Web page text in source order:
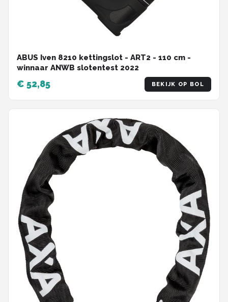
ABUS Iven 8210 kettingslot - ART2 - 110 cm -
winnaar ANWB slotentest 2022
€ 52,85 BEKIJK OP BOL